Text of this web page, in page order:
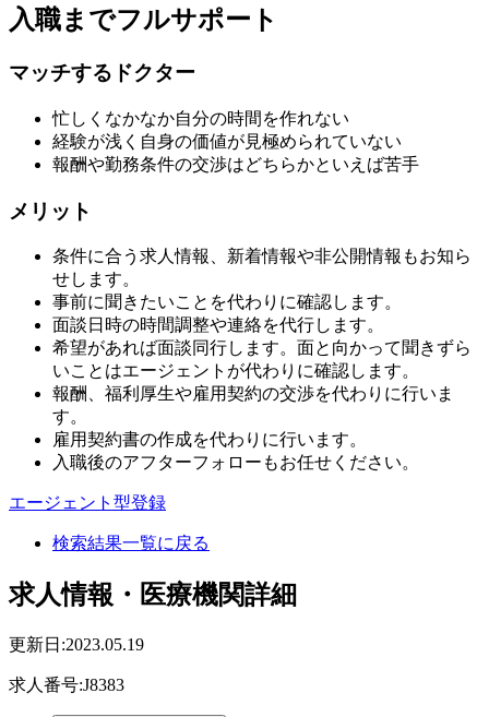
入職までフルサポート
マッチするドクター
忙しくなかなか自分の時間を作れない
経験が浅く自身の価値が見極められていない
報酬や勤務条件の交渉はどちらかといえば苦手
メリット
条件に合う求人情報、新着情報や非公開情報もお知ら
せします。
事前に聞きたいことを代わりに確認します。
面談日時の時間調整や連絡を代行します。
希望があれば面談同行します。面と向かって聞きずら
いことはエージェントが代わりに確認します。
報酬、福利厚生や雇用契約の交渉を代わりに行いま
す。
雇用契約書の作成を代わりに行います。
入職後のアフターフォローもお任せください。
エージェント型登録
検索結果一覧に戻る
求人情報・医療機関詳細
更新日:2023.05.19
求人番号:J8383